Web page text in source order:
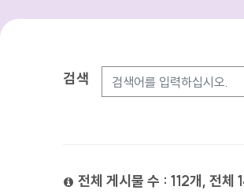
검색방법
검색
전체 게시물 수 : 112개, 전체